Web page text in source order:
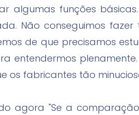
algumas funções
Não conseguimos
de que precisamos
entendermos
os fabricantes tão
agora "Se a